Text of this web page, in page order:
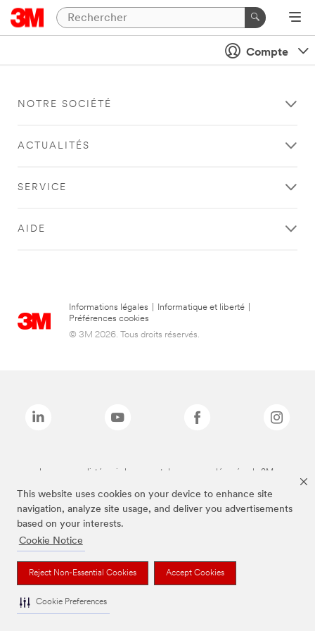
This website uses cookies on your device to enhance site
navigation, analyze site usage, and deliver you advertisements
based on your interests.
Cookie Notice
Reject Non-Essential Cookies Accept Cookies
Cookie Preferences
Compte
NOTRE SOCIÉTÉ
ACTUALITÉS
SERVICE
AIDE
Informations légales Informatique et liberté
Préférences cookies
© 3M 2026. Tous droits réservés.
Les marques listées ci-dessus sont des marques déposées de 3M.